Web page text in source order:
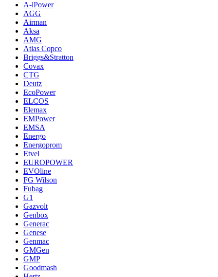
A-iPower
AGG
Airman
Aksa
AMG
Atlas Copco
Briggs&Stratton
Covax
CTG
Deutz
EcoPower
ELCOS
Elemax
EMPower
EMSA
Energo
Energoprom
Etvel
EUROPOWER
EVOline
FG Wilson
Fubag
G1
Gazvolt
Genbox
Generac
Genese
Genmac
GMGen
GMP
Goodmash